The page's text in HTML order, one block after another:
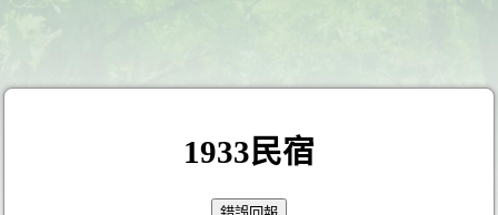
1933民宿